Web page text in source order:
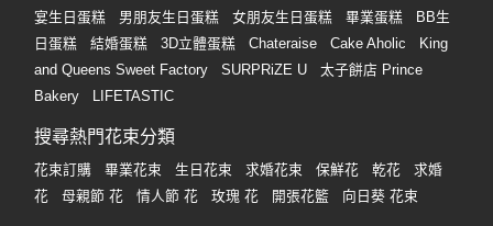
宴生日蛋糕
男朋友生日蛋糕 女朋友生日蛋糕 畢業蛋糕
BB生
日蛋糕
結婚蛋糕 3D立體蛋糕 Chateraise Cake Aholic
King
and Queens Sweet Factory
SURPRiZE U
太子餅店 Prince
Bakery
LIFETASTIC
搜尋熱門花束分類
花束訂購 畢業花束 生日花束 求婚花束 保鮮花 乾花
求婚
花
母親節 花 情人節 花 玫瑰 花 開張花籃 向日葵 花束